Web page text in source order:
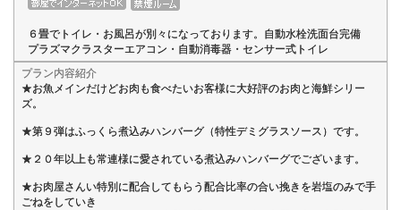
６畳でトイレ・お風呂が別々になっております。自動水栓洗面台完備
プラズマクラスターエアコン・自動消毒器・センサー式トイレ
プラン内容紹介
★お魚メインだけどお肉も食べたいお客様に大好評のお肉と海鮮シリー
ズ。
★第９弾はふっくら煮込みハンバーグ（特性デミグラスソース）です。
★２０年以上も常連様に愛されている煮込みハンバーグでございます。
★お肉屋さんい特別に配合してもらう配合比率の合い挽きを岩塩のみで手
ごねをしていき